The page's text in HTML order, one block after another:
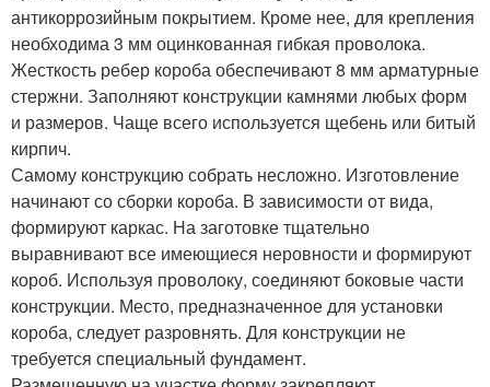
антикоррозийным покрытием. Кроме нее, для крепления
необходима 3 мм оцинкованная гибкая проволока.
Жесткость ребер короба обеспечивают 8 мм арматурные
стержни. Заполняют конструкции камнями любых форм
и размеров. Чаще всего используется щебень или битый
кирпич.
Самому конструкцию собрать несложно. Изготовление
начинают со сборки короба. В зависимости от вида,
формируют каркас. На заготовке тщательно
выравнивают все имеющиеся неровности и формируют
короб. Используя проволоку, соединяют боковые части
конструкции. Место, предназначенное для установки
короба, следует разровнять. Для конструкции не
требуется специальный фундамент.